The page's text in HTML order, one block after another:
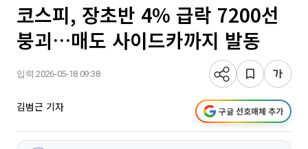
코스피, 장초반 4% 급락 7200선
붕괴…매도 사이드카까지 발동
입력 2026-05-18 09:38
김범근 기자 구글 선호매체 추가